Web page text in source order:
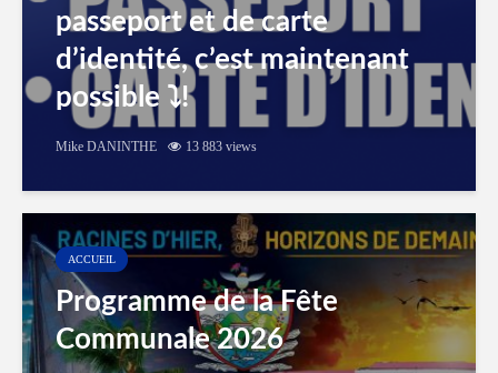
passeport et de carte
d’identité, c’est maintenant
possible ⤵️!
Mike DANINTHE 13 883 views
ACCUEIL
Programme de la Fête
Communale 2026